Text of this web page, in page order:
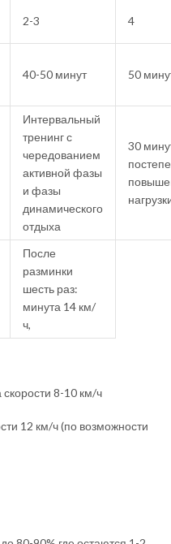
2-3 4
40-50 минут 50
Интервальный
тренинг с
чередованием
активной фазы
и фазы
динамического
отдыха
30
После
разминки
шесть раз:
минута 14 км/
ч,
8-10 км/ч
12 км/ч (по возможности